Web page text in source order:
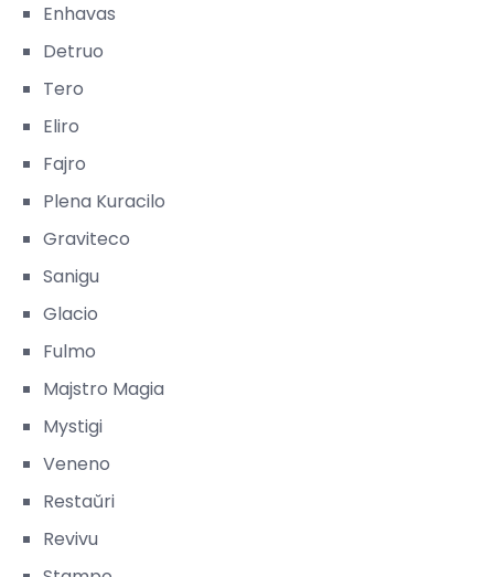
Enhavas
Detruo
Tero
Eliro
Fajro
Plena Kuracilo
Graviteco
Sanigu
Glacio
Fulmo
Majstro Magia
Mystigi
Veneno
Restaŭri
Revivu